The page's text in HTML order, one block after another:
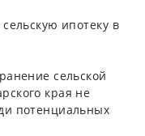
ипотеку в
сельской
края не
потенциальных